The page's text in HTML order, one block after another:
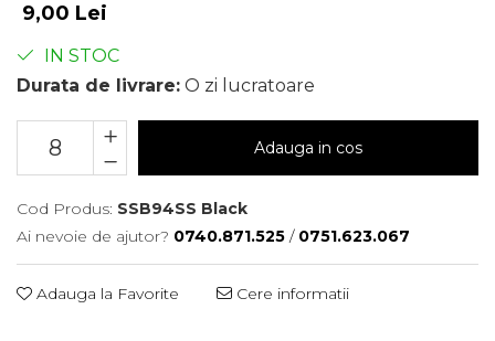
9,00 Lei
IN STOC
Durata de livrare: O zi lucratoare
Adauga in cos
Cod Produs: SSB94SS Black
Ai nevoie de ajutor? 0740.871.525 / 0751.623.067
Adauga la Favorite Cere informatii